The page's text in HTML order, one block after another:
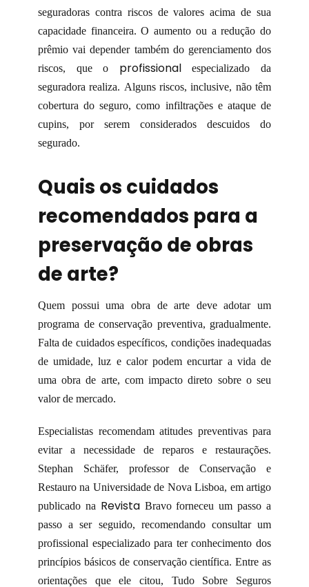
seguradoras contra riscos de valores acima de sua
capacidade financeira. O aumento ou a redução do
prêmio vai depender também do gerenciamento dos
riscos, que o profissional especializado da
seguradora realiza. Alguns riscos, inclusive, não têm
cobertura do seguro, como infiltrações e ataque de
cupins, por serem considerados descuidos do
segurado.
Quais os cuidados
recomendados para a
preservação de obras
de arte?
Quem possui uma obra de arte deve adotar um
programa de conservação preventiva, gradualmente.
Falta de cuidados específicos, condições inadequadas
de umidade, luz e calor podem encurtar a vida de
uma obra de arte, com impacto direto sobre o seu
valor de mercado.
Especialistas recomendam atitudes preventivas para
evitar a necessidade de reparos e restaurações.
Stephan Schäfer, professor de Conservação e
Restauro na Universidade de Nova Lisboa, em artigo
publicado na RevistaBravo forneceu um passo a
passo a ser seguido, recomendando consultar um
profissional especializado para ter conhecimento dos
princípios básicos de conservação científica. Entre as
orientações que ele citou, Tudo Sobre Seguros